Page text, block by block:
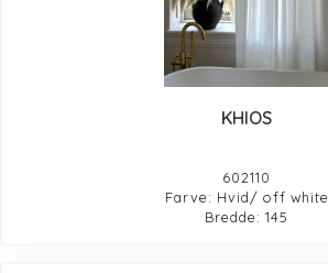
KHIOS
602110
Farve: Hvid/ off white
Bredde: 145